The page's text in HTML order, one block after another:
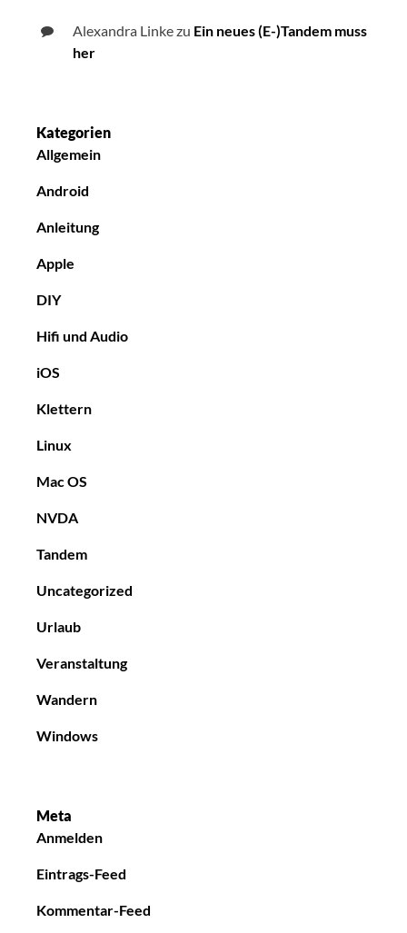
Alexandra Linkezu Ein neues (E-)Tandem muss
her
Kategorien
Allgemein
Android
Anleitung
Apple
DIY
Hifi und Audio
iOS
Klettern
Linux
Mac OS
NVDA
Tandem
Uncategorized
Urlaub
Veranstaltung
Wandern
Windows
Meta
Anmelden
Eintrags-Feed
Kommentar-Feed